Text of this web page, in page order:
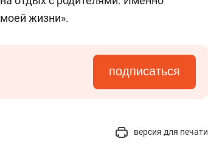
жизни».
подписаться
версия для печати